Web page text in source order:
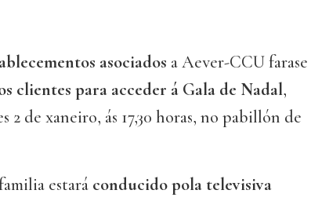
asociados a Aever-CCU farase
clientes para acceder á Gala de Nadal,
2 de xaneiro, ás 17,30 horas, no pabillón de
estará conducido pola televisiva